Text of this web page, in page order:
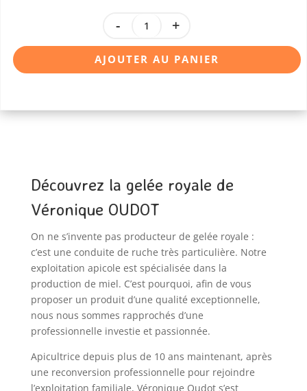
quantité
Gelée
et
AJOUTER AU PANIER
Découvrez la gelée royale de
Véronique OUDOT
On ne s’invente pas producteur de gelée royale :
c’est une conduite de ruche très particulière. Notre
exploitation apicole est spécialisée dans la
production de miel. C’est pourquoi, afin de vous
proposer un produit d’une qualité exceptionnelle,
nous nous sommes rapprochés d’une
professionnelle investie et passionnée.
Apicultrice depuis plus de 10 ans maintenant, après
une reconversion professionnelle pour rejoindre
l’exploitation familiale, Véronique Oudot s’est